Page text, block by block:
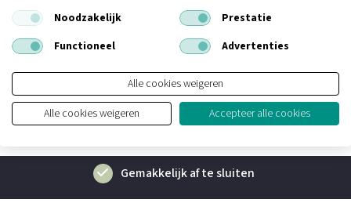
De voordelen van een
annuïteitenhypotheek
Gemakkelijk af te sluiten
Noodzakelijk
Prestatie
Functioneel
Advertenties
Alle cookies weigeren
Alle cookies weigeren
Accepteer alle cookies